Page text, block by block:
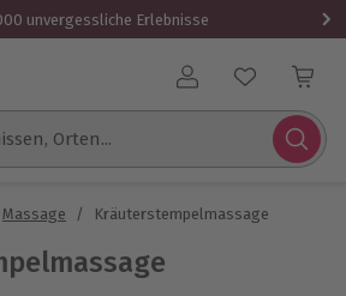
unvergessliche Erlebnisse
Benutzerkonto
Orten...
Massage / Kräuterstempelmassage